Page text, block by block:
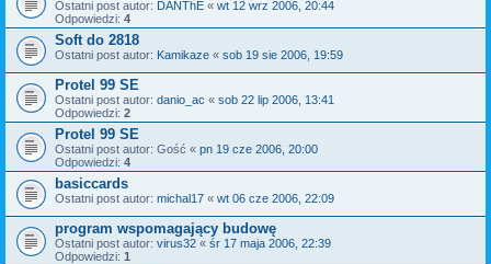
Ostatni post autor: DANThE « wt 12 wrz 2006, 20:44
Odpowiedzi: 4
Soft do 2818
Ostatni post autor: Kamikaze « sob 19 sie 2006, 19:59
Protel 99 SE
Ostatni post autor: danio_ac « sob 22 lip 2006, 13:41
Odpowiedzi: 2
Protel 99 SE
Ostatni post autor: Gość « pn 19 cze 2006, 20:00
Odpowiedzi: 4
basiccards
Ostatni post autor: michal17 « wt 06 cze 2006, 22:09
program wspomagający budowę
Ostatni post autor: virus32 « śr 17 maja 2006, 22:39
Odpowiedzi: 1